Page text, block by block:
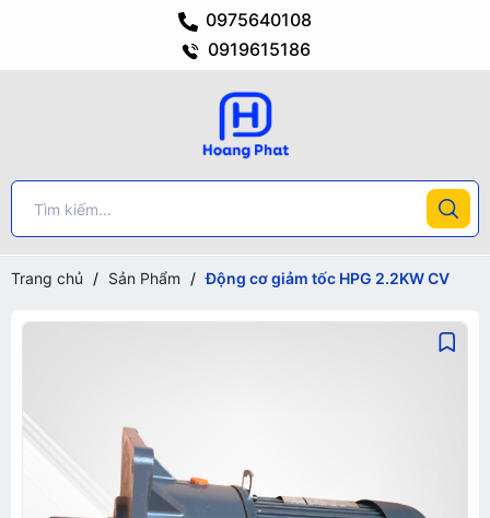
0975640108
0919615186
Trang chủ / Sản Phẩm / Động cơ giảm tốc HPG 2.2KW CV